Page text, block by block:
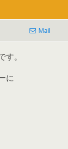
Mail
。
に